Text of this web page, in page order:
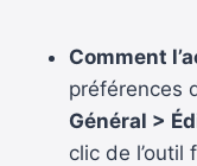
Comment
préférences
Général >
clic de l’outil